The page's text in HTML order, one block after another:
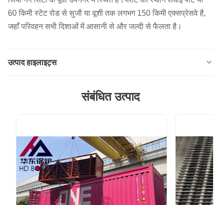
60 किमी स्टेट रोड से सुजौ या वूशी तक लगभग 150 किमी एक्सप्रेसवे है,
जहाँ परिवहन सभी दिशाओं में आसानी से और जल्दी से फैलता है।
उत्पाद हाइलाइट्स
मानक का उत्पादन करें उत्पाद वर्णन स्टीम ड्रम पानी-ट्यूब बॉयलर की एक
भाप / पानी के मिश्रण के लिए एक चरण-विभा...
संबंधित उत्पाद